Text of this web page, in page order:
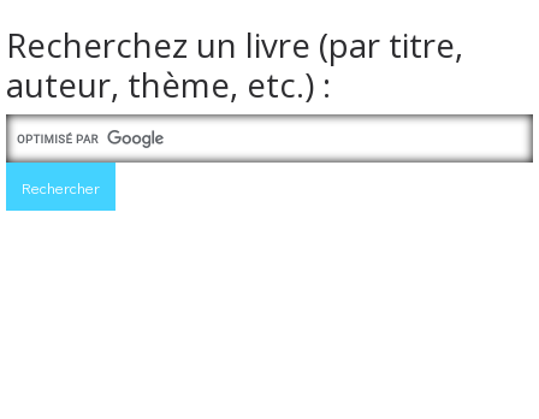
Recherchez un livre (par titre,
auteur, thème, etc.) :